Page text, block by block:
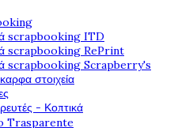
scrapbooking ITD
scrapbooking RePrint
scrapbooking Scrapberry's
στοιχεία
- Κοπτικά
Trasparente